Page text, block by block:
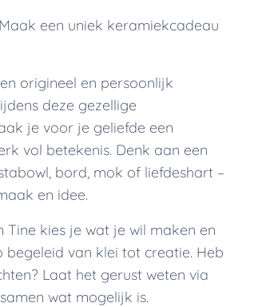
een uniek keramiekcadeau
origineel en persoonlijk
deze gezellige
je voor je geliefde een
vol betekenis. Denk aan een
bord, mok of liefdeshart –
en idee.
Tine kies je wat je wil maken en
van klei tot creatie. Heb
Laat het gerust weten via
wat mogelijk is.